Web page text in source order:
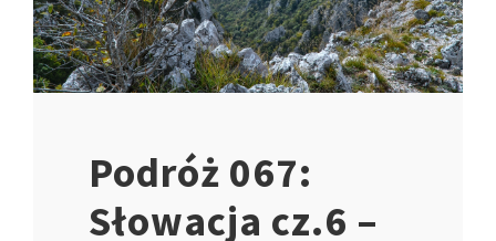
Podróż 067:
Słowacja cz.6 –